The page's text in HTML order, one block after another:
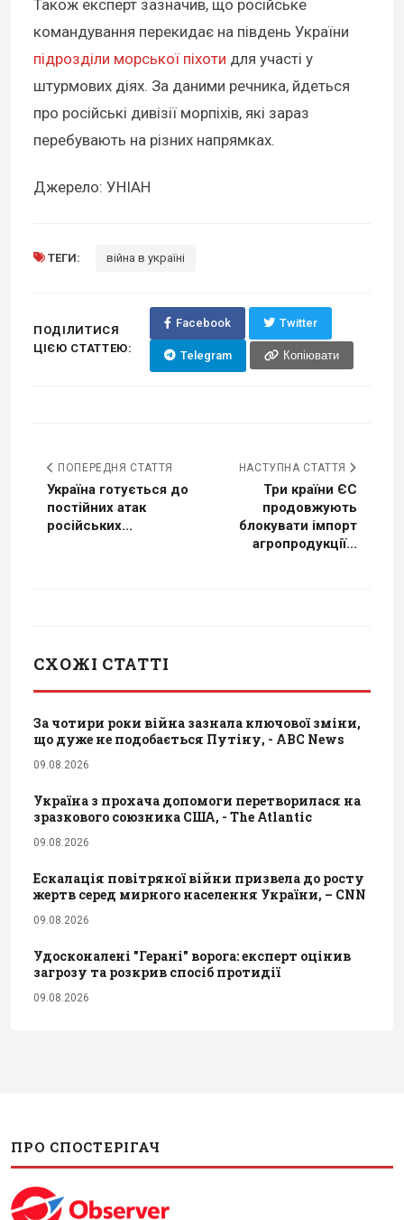
Також експерт зазначив, що російське
командування перекидає на південь України
підрозділи морської піхоти для участі у
штурмових діях. За даними речника, йдеться
про російські дивізії морпіхів, які зараз
перебувають на різних напрямках.
Джерело: УНІАН
ТЕГИ: війна в україні
ПОДІЛИТИСЯ
ЦІЄЮ СТАТТЕЮ:
Facebook Twitter
Telegram Копіювати
ПОПЕРЕДНЯ СТАТТЯ
Україна готується до
постійних атак
російських...
НАСТУПНА СТАТТЯ
Три країни ЄС
продовжують
блокувати імпорт
агропродукції...
СХОЖІ СТАТТІ
За чотири роки війна зазнала ключової зміни,
що дуже не подобається Путіну, - ABC News
09.08.2026
Україна з прохача допомоги перетворилася на
зразкового союзника США, - The Atlantic
09.08.2026
Ескалація повітряної війни призвела до росту
жертв серед мирного населення України, – CNN
09.08.2026
Удосконалені "Герані" ворога: експерт оцінив
загрозу та розкрив спосіб протидії
09.08.2026
ПРО СПОСТЕРІГАЧ